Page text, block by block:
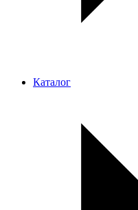
Каталог